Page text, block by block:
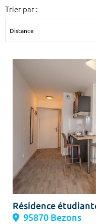
Type de location
Votre date d'entrée
Trier par :
Résidence
95870 Bezons